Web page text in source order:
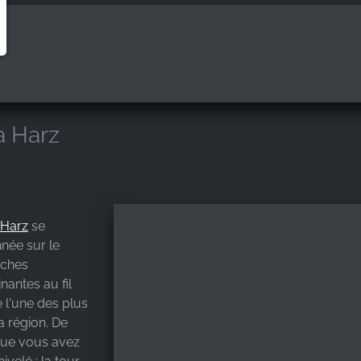
Harz
se
sur le
au fil
l'une des plus
région. De
vous avez